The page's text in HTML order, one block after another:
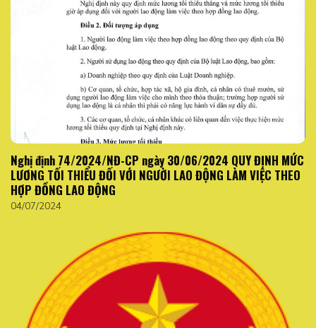
Nghị định 74/2024/NĐ-CP ngày 30/06/2024 QUY ĐỊNH MỨC
LƯƠNG TỐI THIỂU ĐỐI VỚI NGƯỜI LAO ĐỘNG LÀM VIỆC THEO
HỢP ĐỒNG LAO ĐỘNG
04/07/2024